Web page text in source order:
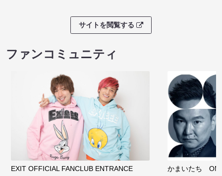
サイトを閲覧する
ファンコミュニティ
EXIT OFFICIAL FANCLUB ENTRANCE かまいたち